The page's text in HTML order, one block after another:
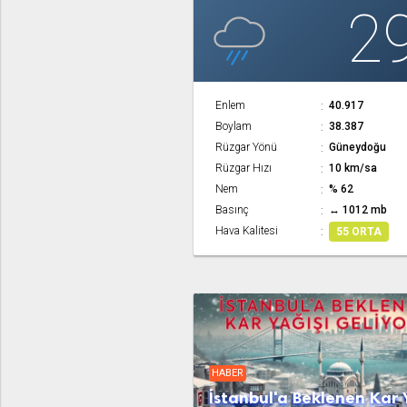
Enlem
40.917
Boylam
38.387
Rüzgar Yönü
Güneydoğu
Rüzgar Hızı
10 km/sa
Nem
% 62
Basınç
↔ 1012 mb
Hava Kalitesi
55 ORTA
HABER
İstanbul'a Beklenen Kar